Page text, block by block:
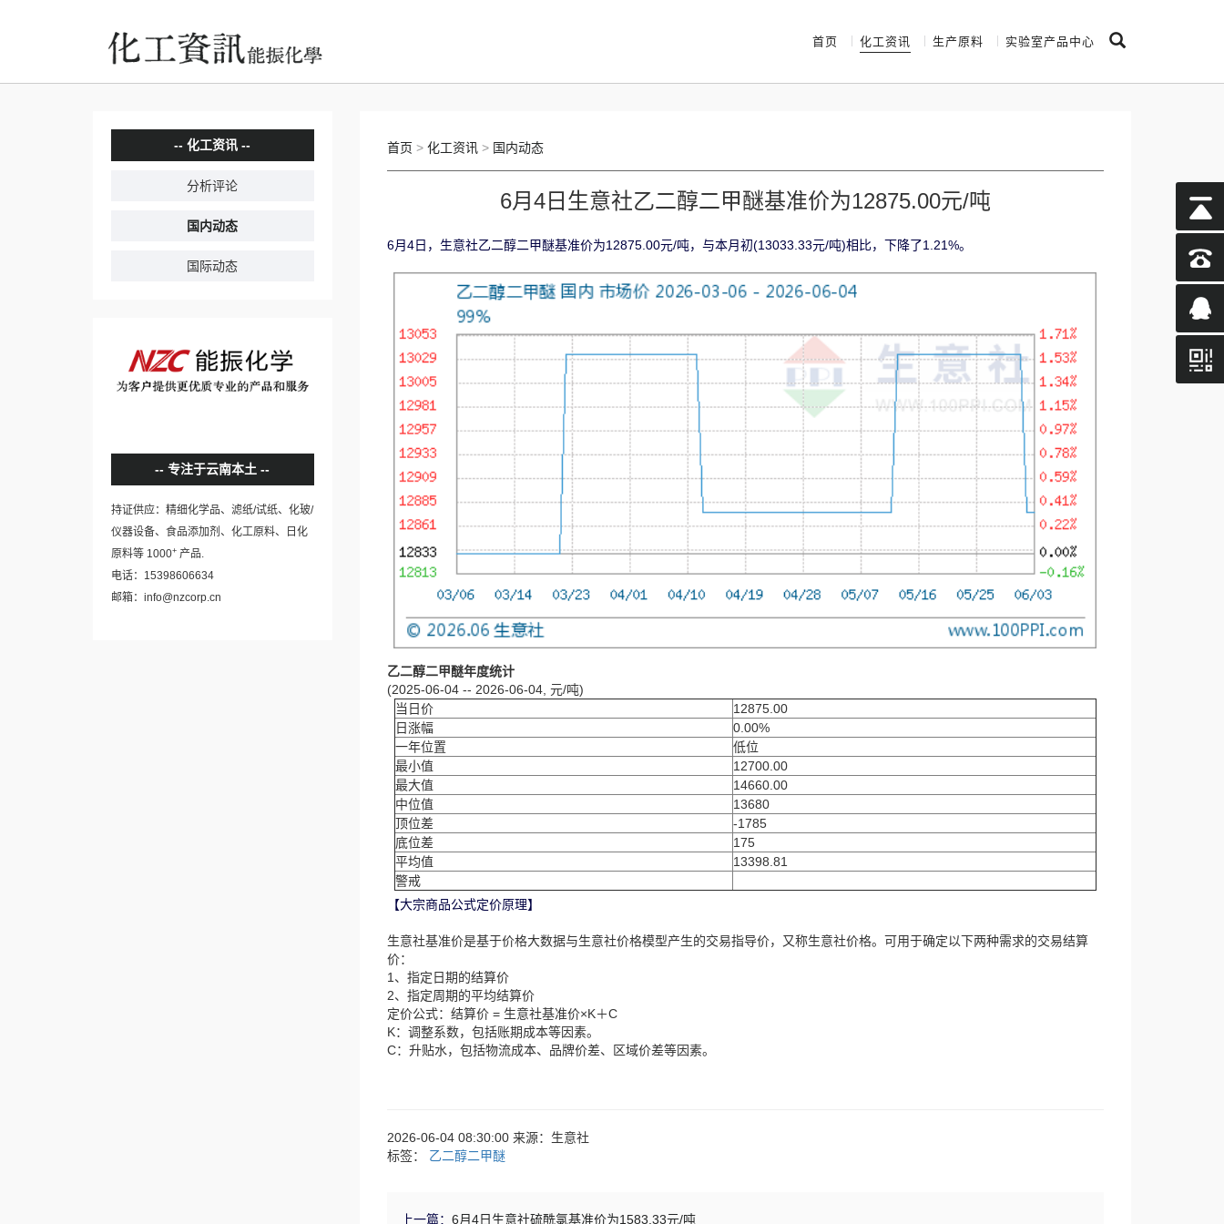
首页 化工资讯 生产原料 实验室产品中心
化工资讯
分析评论
国内动态
国际动态
专注于云南本土
持证供应：精细化学品、滤纸/试纸、化玻/
仪器设备、食品添加剂、化工原料、日化
原料等 1000+ 产品.
电话：15398606634
邮箱：info@nzcorp.cn
首页 > 化工资讯> 国内动态
6月4日生意社乙二醇二甲醚基准价为12875.00元/吨
6月4日，生意社乙二醇二甲醚基准价为12875.00元/吨，与本月初(13033.33元/吨)相比，下降了1.21%。
乙二醇二甲醚年度统计
(2025-06-04 -- 2026-06-04, 元/吨)
当日价
12875.00
日涨幅
0.00%
一年位置
低位
最小值
12700.00
最大值
14660.00
中位值
13680
顶位差
-1785
底位差
175
平均值
13398.81
警戒
【大宗商品公式定价原理】
生意社基准价是基于价格大数据与生意社价格模型产生的交易指导价，又称生意社价格。可用于确定以下两种需求的交易结算
价：
1、指定日期的结算价
2、指定周期的平均结算价
定价公式：结算价 = 生意社基准价×K＋C
K：调整系数，包括账期成本等因素。
C：升贴水，包括物流成本、品牌价差、区域价差等因素。
2026-06-04 08:30:00 来源：生意社
标签： 乙二醇二甲醚
上一篇： 6月4日生意社硫酰氯基准价为1583.33元/吨